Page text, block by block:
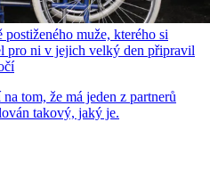
muže, kterého si
pro ni v jejich velký den připravil
tom, že má jeden z partnerů
takový, jaký je.